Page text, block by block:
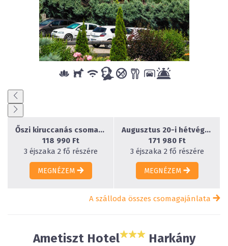
Őszi kiruccanás csomag 3 éjszakára hétvégi felhasználással
118 990 Ft
3 éjszaka 2 fő részére
MEGNÉZEM
Augusztus 20-i hétvége 3 éjszakára
171 980 Ft
3 éjszaka 2 fő részére
MEGNÉZEM
A szálloda összes csomagajánlata
Ametiszt Hotel Harkány